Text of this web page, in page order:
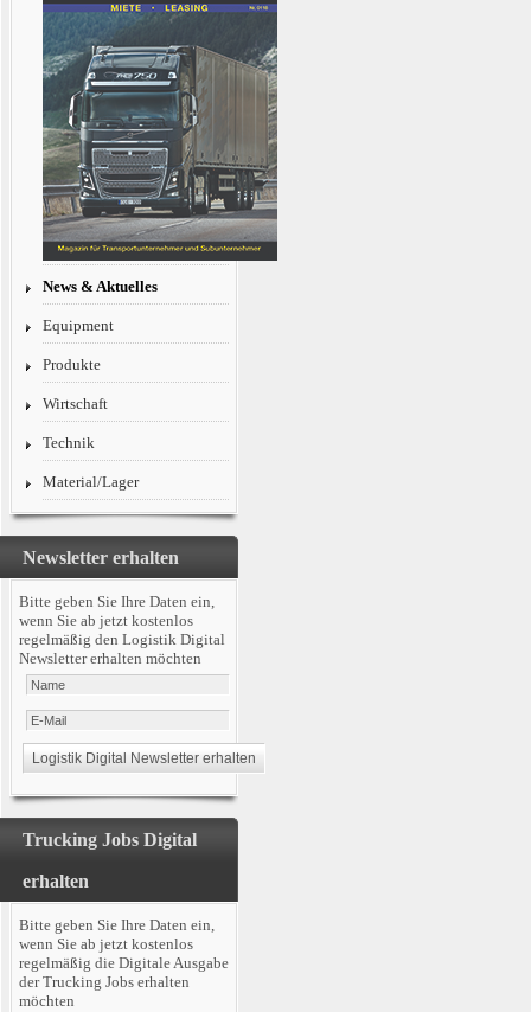
News & Aktuelles
Equipment
Produkte
Wirtschaft
Technik
Material/Lager
Newsletter erhalten
Bitte geben Sie Ihre Daten ein,
wenn Sie ab jetzt kostenlos
regelmäßig den Logistik Digital
Newsletter erhalten möchten
Trucking Jobs Digital
erhalten
Bitte geben Sie Ihre Daten ein,
wenn Sie ab jetzt kostenlos
regelmäßig die Digitale Ausgabe
der Trucking Jobs erhalten
möchten